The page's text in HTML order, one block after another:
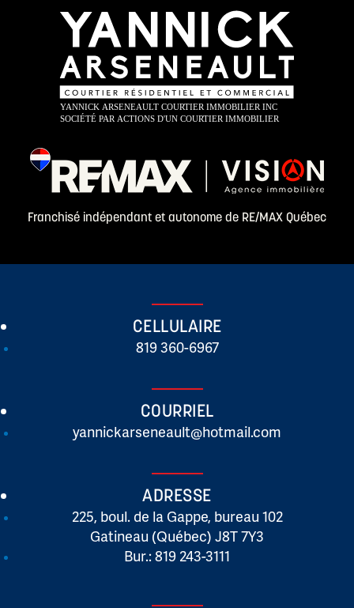
Franchisé indépendant et autonome de RE/MAX Québec
CELLULAIRE
819 360-6967
COURRIEL
yannickarseneault@hotmail.com
ADRESSE
225, boul. de la Gappe, bureau 102
Gatineau (Québec) J8T 7Y3
Bur.: 819 243-3111